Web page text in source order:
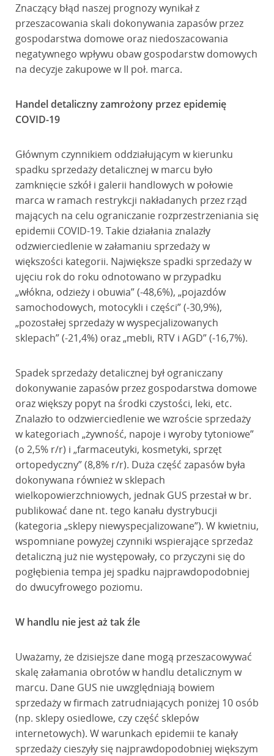
Znaczący błąd naszej prognozy wynikał z
przeszacowania skali dokonywania zapasów przez
gospodarstwa domowe oraz niedoszacowania
negatywnego wpływu obaw gospodarstw domowych
na decyzje zakupowe w II poł. marca.
Handel detaliczny zamrożony przez epidemię
COVID-19
Głównym czynnikiem oddziałującym w kierunku
spadku sprzedaży detalicznej w marcu było
zamknięcie szkół i galerii handlowych w połowie
marca w ramach restrykcji nakładanych przez rząd
mających na celu ograniczanie rozprzestrzeniania się
epidemii COVID-19. Takie działania znalazły
odzwierciedlenie w załamaniu sprzedaży w
większości kategorii. Największe spadki sprzedaży w
ujęciu rok do roku odnotowano w przypadku
„włókna, odzieży i obuwia” (-48,6%), „pojazdów
samochodowych, motocykli i części” (-30,9%),
„pozostałej sprzedaży w wyspecjalizowanych
sklepach” (-21,4%) oraz „mebli, RTV i AGD” (-16,7%).
Spadek sprzedaży detalicznej był ograniczany
dokonywanie zapasów przez gospodarstwa domowe
oraz większy popyt na środki czystości, leki, etc.
Znalazło to odzwierciedlenie we wzroście sprzedaży
w kategoriach „żywność, napoje i wyroby tytoniowe”
(o 2,5% r/r) i „farmaceutyki, kosmetyki, sprzęt
ortopedyczny” (8,8% r/r). Duża część zapasów była
dokonywana również w sklepach
wielkopowierzchniowych, jednak GUS przestał w br.
publikować dane nt. tego kanału dystrybucji
(kategoria „sklepy niewyspecjalizowane”). W kwietniu,
wspomniane powyżej czynniki wspierające sprzedaż
detaliczną już nie występowały, co przyczyni się do
pogłębienia tempa jej spadku najprawdopodobniej
do dwucyfrowego poziomu.
W handlu nie jest aż tak źle
Uważamy, że dzisiejsze dane mogą przeszacowywać
skalę załamania obrotów w handlu detalicznym w
marcu. Dane GUS nie uwzględniają bowiem
sprzedaży w firmach zatrudniających poniżej 10 osób
(np. sklepy osiedlowe, czy część sklepów
internetowych). W warunkach epidemii te kanały
sprzedaży cieszyły się najprawdopodobniej większym